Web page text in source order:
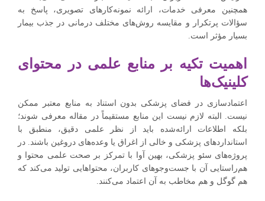
همچنین معرفی خدمات، ارائه نمونه‌کارهای تصویری، پاسخ به
سؤالات پرتکرار و مقایسه روش‌های مختلف درمانی در جذب بیمار
بسیار مؤثر است.
اهمیت تکیه بر منابع علمی در محتوای
کلینیک‌ها
اعتمادسازی در فضای پزشکی بدون استناد به منابع معتبر ممکن
نیست. البته لازم نیست این منابع مستقیماً در مقاله معرفی شوند؛
بلکه اطلاعات ارائه‌شده باید از نظر علمی دقیق، منطبق با
استانداردهای پزشکی و خالی از اغراق یا وعده‌های دروغین باشند. در
پروژه‌های سئو پزشکی، بهین آوا با تمرکز بر صحت علمی محتوا و
هم‌راستایی آن با جست‌وجوهای کاربران، محتواهایی تولید می‌کند که
هم گوگل و هم مخاطب به آن اعتماد می‌کنند.